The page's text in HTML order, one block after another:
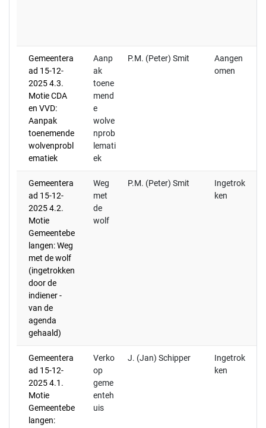
Gemeentera
ad 15-12-
2025 4.3.
Motie CDA
en VVD:
Aanpak
toenemende
wolvenprobl
ematiek
Aanp
ak
toene
mend
e
wolve
nprob
lemati
ek
P.M. (Peter) Smit
Aangen
omen
Gemeentera
ad 15-12-
2025 4.2.
Motie
Gemeentebe
langen: Weg
met de wolf
(ingetrokken
door de
indiener -
van de
agenda
gehaald)
Weg
met
de
wolf
P.M. (Peter) Smit
Ingetrok
ken
Gemeentera
ad 15-12-
2025 4.1.
Motie
Gemeentebe
langen:
Verko
op
geme
enteh
uis
J. (Jan) Schipper
Ingetrok
ken